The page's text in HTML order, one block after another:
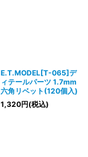
E.T.MODEL[T-065]デ
ィテールパーツ 1.7mm
六角リベット(120個入)
1,320円(税込)